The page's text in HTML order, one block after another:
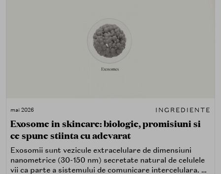
mai 2026 INGREDIENTE
Exosome in skincare: biologie, promisiuni si
ce spune stiinta cu adevarat
Exosomii sunt vezicule extracelulare de dimensiuni
nanometrice (30-150 nm) secretate natural de celulele
vii ca parte a sistemului de comunicare intercelulara. Ei